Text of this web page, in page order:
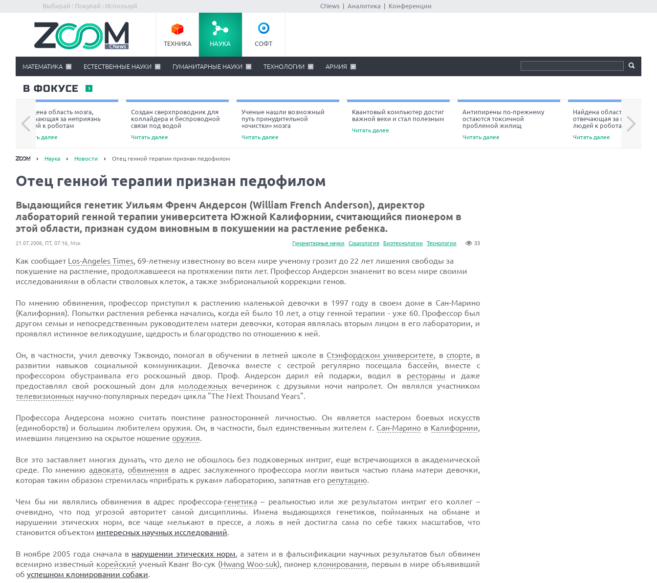
Выбирай : Покупай : Используй CNews Аналитика Конференции
ТЕХНИКА НАУКА СОФТ
МАТЕМАТИКА ЕСТЕСТВЕННЫЕ НАУКИ ГУМАНИТАРНЫЕ НАУКИ ТЕХНОЛОГИИ АРМИЯ
В ФОКУСЕ
Найдена область мозга,
отвечающая за неприязнь
людей к роботам
Читать далее
Создан сверхпроводник для
коллайдера и беспроводной
связи под водой
Читать далее
Ученые нашли возможный
путь принудительной
«очистки» мозга
Читать далее
Квантовый компьютер достиг
важной вехи и стал полезным
Читать далее
Антипирены по-прежнему
остаются токсичной
проблемой жилищ
Читать далее
Найдена область мозга,
отвечающая за неприязнь
людей к роботам
Читать далее
Next
Наука Новости Отец генной терапии признан педофилом
Отец генной терапии признан педофилом
Выдающийся генетик Уильям Френч Андерсон (William French Anderson), директор
лабораторий генной терапии университета Южной Калифорнии, считающийся пионером в
этой области, признан судом виновным в покушении на растление ребенка.
Гуманитарные науки Социология Биотехнологии Технологии 33
21.07.2006, ПТ, 07:16, Мск
Как сообщает Los-Angeles Times, 69-летнему известному во всем мире ученому грозит до 22 лет лишения свободы за
покушение на растление, продолжавшееся на протяжении пяти лет. Профессор Андерсон знаменит во всем мире своими
исследованиями в области стволовых клеток, а также эмбриональной коррекции генов.
По мнению обвинения, профессор приступил к растлению маленькой девочки в 1997 году в своем доме в Сан-Марино
(Калифорния). Попытки растления ребенка начались, когда ей было 10 лет, а отцу генной терапии - уже 60. Профессор был
другом семьи и непосредственным руководителем матери девочки, которая являлась вторым лицом в его лаборатории, и
проявлял истинное великодушие, щедрость и благородство по отношению к ней.
Он, в частности, учил девочку Тэквондо, помогал в обучении в летней школе в Стэнфордском университете, в спорте, в
развитии навыков социальной коммуникации. Девочка вместе с сестрой регулярно посещала бассейн, вместе с
профессором обустраивала его роскошный двор. Проф. Андерсон дарил ей подарки, водил в рестораны и даже
предоставлял свой роскошный дом для молодежных вечеринок с друзьями ночи напролет. Он являлся участником
телевизионных научно-популярных передач цикла "The Next Thousand Years".
Профессора Андерсона можно считать поистине разносторонней личностью. Он является мастером боевых искусств
(единоборств) и большим любителем оружия. Он, в частности, был единственным жителем г. Сан-Марино в Калифорнии,
имевшим лицензию на скрытое ношение оружия.
Все это заставляет многих думать, что дело не обошлось без подковерных интриг, еще встречающихся в академической
среде. По мнению адвоката, обвинения в адрес заслуженного профессора могли явиться частью плана матери девочки,
которая таким образом стремилась «прибрать к рукам» лабораторию, запятнав его репутацию.
Чем бы ни являлись обвинения в адрес профессора-генетика– реальностью или же результатом интриг его коллег –
очевидно, что под угрозой авторитет самой дисциплины. Имена выдающихся генетиков, пойманных на обмане и
нарушении этических норм, все чаще мелькают в прессе, а ложь в ней достигла сама по себе таких масштабов, что
становится объектом интересных научных исследований.
В ноябре 2005 года сначала в нарушении этических норм, а затем и в фальсификации научных результатов был обвинен
всемирно известный корейский ученый Кванг Во-сук (Hwang Woo-suk), пионер клонирования, первым в мире объявивший
об успешном клонировании собаки.